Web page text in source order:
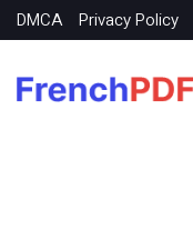
DMCA Privacy Policy